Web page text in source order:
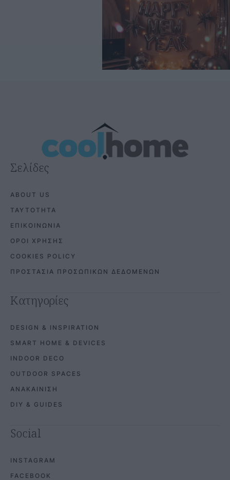
Σελίδες
ABOUT US
ΤΑΥΤΟΤΗΤΑ
ΕΠΙΚΟΙΝΩΝΙΑ
ΟΡΟΙ ΧΡΗΣΗΣ
COOKIES POLICY
ΠΡΟΣΤΑΣΙΑ ΠΡΟΣΩΠΙΚΩΝ ΔΕΔΟΜΕΝΩΝ
Κατηγορίες
DESIGN & INSPIRATION
SMART HOME & DEVICES
INDOOR DECO
OUTDOOR SPACES
ΑΝΑΚΑΙΝΙΣΗ
DIY & GUIDES
Social
INSTAGRAM
FACEBOOK